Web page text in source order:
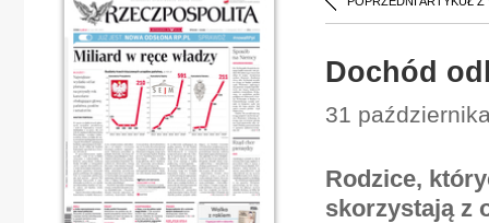
Dochód
31
Rodzice,
skorzystają z